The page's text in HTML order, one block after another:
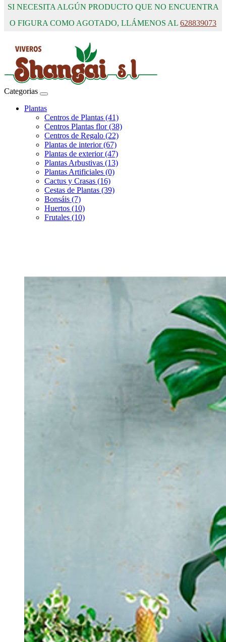
SI NECESITA ALGÚN PRODUCTO QUE NO ENCUENTRA
O FIGURA COMO AGOTADO, LLÁMENOS AL 628839073
Categorias
Plantas
Centros de Plantas (41)
Centros Plantas flor (38)
Centros de Regalo (22)
Plantas de interior (67)
Plantas de exterior (47)
Plantas Arbustivas (13)
Plantas Artificiales (0)
Cactus y Crasas (16)
Cestas de Plantas (39)
Bonsáis (7)
Huertos (10)
Frutales (10)